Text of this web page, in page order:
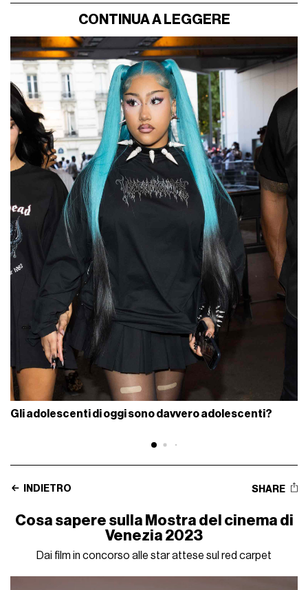
CONTINUA A LEGGERE
Gli adolescenti di oggi sono davvero adolescenti?
INDIETRO SHARE
Cosa sapere sulla Mostra del cinema di
Venezia 2023
Dai film in concorso alle star attese sul red carpet